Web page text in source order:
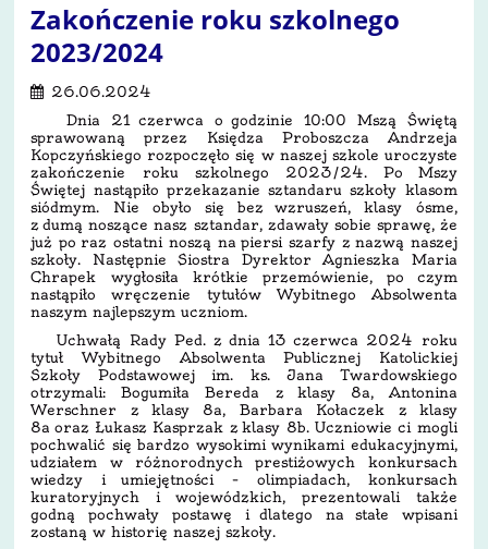
Zakończenie roku szkolnego
2023/2024
26.06.2024
Dnia 21 czerwca o godzinie 10:00 Mszą Świętą
sprawowaną przez Księdza Proboszcza Andrzeja
Kopczyńskiego rozpoczęło się w naszej szkole uroczyste
zakończenie roku szkolnego 2023/24. Po Mszy
Świętej nastąpiło przekazanie sztandaru szkoły klasom
siódmym. Nie obyło się bez wzruszeń, klasy ósme,
z dumą noszące nasz sztandar, zdawały sobie sprawę, że
już po raz ostatni noszą na piersi szarfy z nazwą naszej
szkoły. Następnie Siostra Dyrektor Agnieszka Maria
Chrapek wygłosiła krótkie przemówienie, po czym
nastąpiło wręczenie tytułów Wybitnego Absolwenta
naszym najlepszym uczniom.
Uchwałą Rady Ped. z dnia 13 czerwca 2024 roku
tytuł Wybitnego Absolwenta Publicznej Katolickiej
Szkoły Podstawowej im. ks. Jana Twardowskiego
otrzymali: Bogumiła Bereda z klasy 8a, Antonina
Werschner z klasy 8a, Barbara Kołaczek z klasy
8a oraz Łukasz Kasprzak z klasy 8b. Uczniowie ci mogli
pochwalić się bardzo wysokimi wynikami edukacyjnymi,
udziałem w różnorodnych prestiżowych konkursach
wiedzy i umiejętności – olimpiadach, konkursach
kuratoryjnych i wojewódzkich, prezentowali także
godną pochwały postawę i dlatego na stałe wpisani
zostaną w historię naszej szkoły.